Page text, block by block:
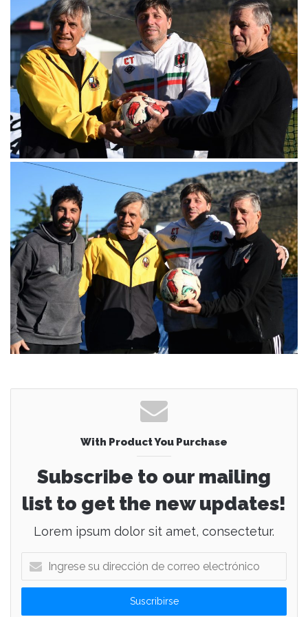
With Product You Purchase
Subscribe to our mailing
list to get the new updates!
Lorem ipsum dolor sit amet, consectetur.
g